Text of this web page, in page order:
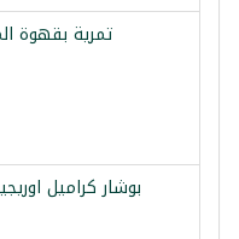
تمرية بقهوة
بوشار كراميل